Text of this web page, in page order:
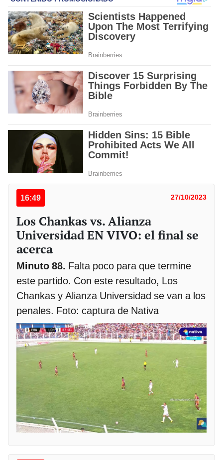
16:49 27/10/2023
Los Chankas vs. Alianza
Universidad EN VIVO: el final se
acerca
Minuto 88. Falta poco para que termine
este partido. Con este resultado, Los
Chankas y Alianza Universidad se van a los
penales. Foto: captura de Nativa